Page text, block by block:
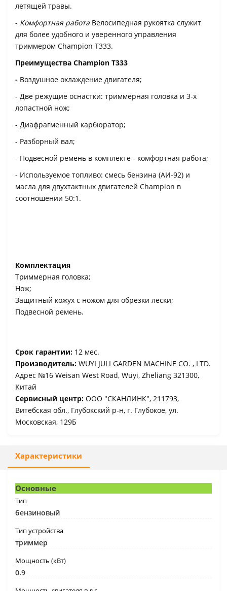
летящей травы.
- Комфортная работа Велосипедная рукоятка служит
для более удобного и уверенного управления
триммером Champion Т333.
Преимущества Champion Т333
- Воздушное охлаждение двигателя;
- Две режущие оснастки: триммерная головка и 3-х
лопастной нож;
- Диафрагменный карбюратор;
- Разборный вал;
- Подвесной ремень в комплекте - комфортная работа;
- Используемое топливо: смесь бензина (АИ-92) и
масла для двухтактных двигателей Champion в
соотношении 50:1.
Комплектация
Триммерная головка;
Нож;
Защитный кожух с ножом для обрезки лески;
Подвесной ремень.
Срок гарантии: 12 мес.
Производитель: WUYI JULI GARDEN MACHINE CO. , LTD.
Адрес №16 Weisan West Road, Wuyi, Zheliang 321300,
Китай
Сервисный центр: ООО "СКАНЛИНК", 211793,
Витебская обл., Глубокский р-н, г. Глубокое, ул.
Московская, 129Б
Характеристики
Основные
Тип
бензиновый
Тип устройства
триммер
Мощность (кВт)
0.9